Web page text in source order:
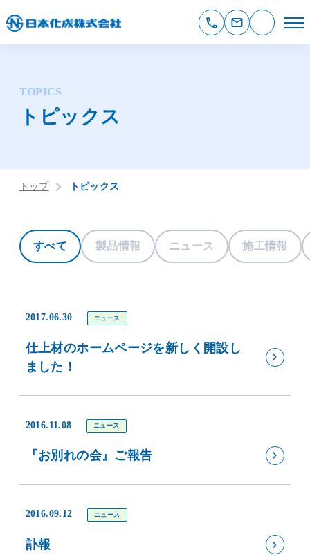
TOPICS
トピックス
トップ トピックス
すべて 製品情報 ニュース 施工情報
2017.06.30 ニュース
仕上材のホームページを新しく開設し
ました！
2016.11.08 ニュース
『お別れの会』ご報告
2016.09.12 ニュース
訃報